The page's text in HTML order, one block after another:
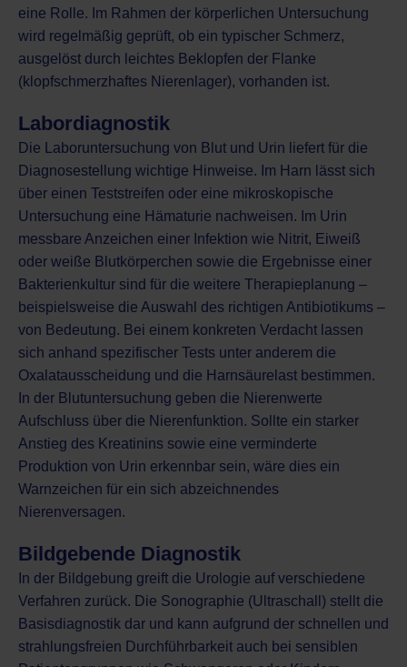
eine Rolle. Im Rahmen der körperlichen Untersuchung
wird regelmäßig geprüft, ob ein typischer Schmerz,
ausgelöst durch leichtes Beklopfen der Flanke
(klopfschmerzhaftes Nierenlager), vorhanden ist.
Labordiagnostik
Die Laboruntersuchung von Blut und Urin liefert für die
Diagnosestellung wichtige Hinweise. Im Harn lässt sich
über einen Teststreifen oder eine mikroskopische
Untersuchung eine Hämaturie nachweisen. Im Urin
messbare Anzeichen einer Infektion wie Nitrit, Eiweiß
oder weiße Blutkörperchen sowie die Ergebnisse einer
Bakterienkultur sind für die weitere Therapieplanung –
beispielsweise die Auswahl des richtigen Antibiotikums –
von Bedeutung. Bei einem konkreten Verdacht lassen
sich anhand spezifischer Tests unter anderem die
Oxalatausscheidung und die Harnsäurelast bestimmen.
In der Blutuntersuchung geben die Nierenwerte
Aufschluss über die Nierenfunktion. Sollte ein starker
Anstieg des Kreatinins sowie eine verminderte
Produktion von Urin erkennbar sein, wäre dies ein
Warnzeichen für ein sich abzeichnendes
Nierenversagen.
Bildgebende Diagnostik
In der Bildgebung greift die Urologie auf verschiedene
Verfahren zurück. Die Sonographie (Ultraschall) stellt die
Basisdiagnostik dar und kann aufgrund der schnellen und
strahlungsfreien Durchführbarkeit auch bei sensiblen